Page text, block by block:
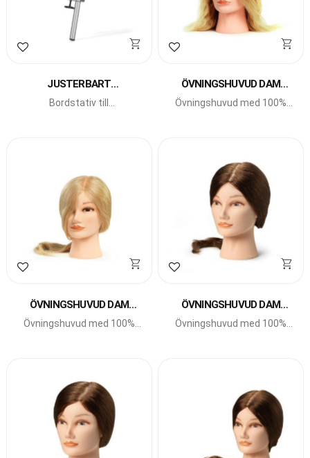
Lägg till i favoriter
JUSTERBART
BORDSTATIV
Bordstativ till
Lägg till i favoriter
ÖVNINGSHUVUD DAM
BLOND
Övningshuvud med 100%
Lägg till i favoriter
ÖVNINGSHUVUD DAM
BLOND LONG
Övningshuvud med 100%
Lägg till i favoriter
ÖVNINGSHUVUD DAM
LONG
Övningshuvud med 100%